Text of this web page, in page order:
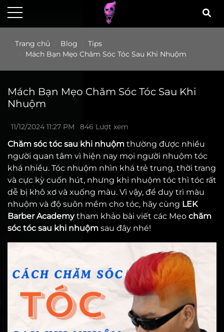
Trang chủ Blog
Tips
Mách Bạn Mẹo Chăm Sóc Tóc Sau Khi Nhuộm
Mách Bạn Mẹo Chăm Sóc Tóc Sau Khi
Nhuộm
11/12/2024 11:27 PM 846 Lượt xem
Chăm sóc tóc sau khi nhuộm thường được nhiều
người quan tâm vì hiện nay mọi người nhuộm tóc
khá nhiều. Tóc nhuộm nhìn khá trẻ trung, thời trang
và cực kỳ cuốn hút, nhưng khi nhuộm tóc thì tóc rất
dễ bị khô xơ và xuống màu. Vì vậy, để duy trì màu
nhuộm và độ suôn mềm cho tóc, hãy cùng LEK
Barber Academytham khảo bài viết các Mẹo chăm
sóc tóc sau khi nhuộm sau đây nhé!